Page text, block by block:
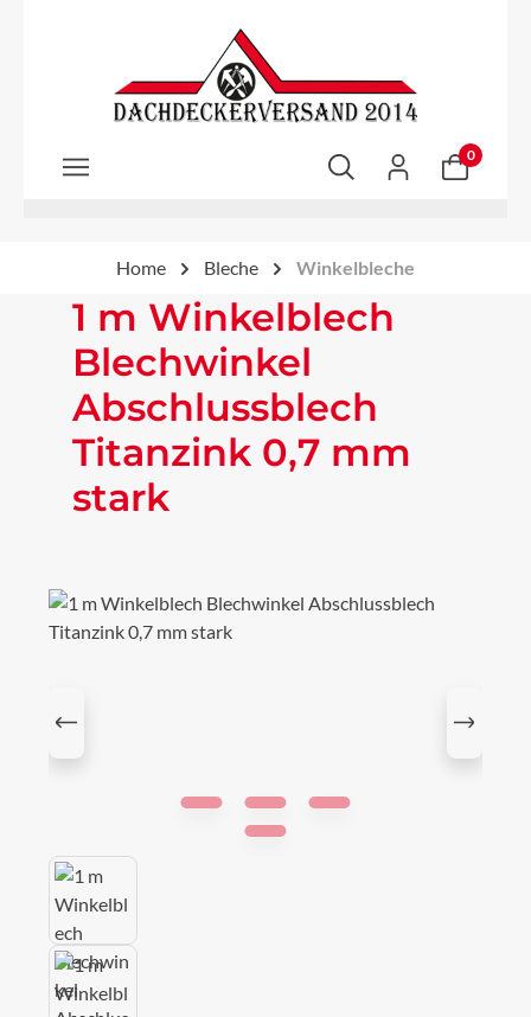
Zum Hauptinhalt springen
0
Home Bleche Winkelbleche
1 m Winkelblech
Blechwinkel
Abschlussblech
Titanzink 0,7 mm
stark
Bildergalerie überspringen